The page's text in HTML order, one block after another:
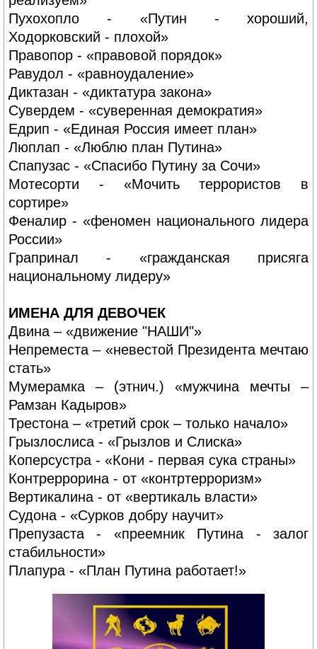
Пухохопло - «Путин - хороший,
Ходорковский - плохой»
Правопор - «правовой порядок»
Равудол - «равноудаление»
Диктазан - «диктатура закона»
Сувердем - «суверенная демократия»
Едрип - «Единая Россия имеет план»
Люплап - «Люблю план Путина»
Спапузас - «Спасибо Путину за Сочи»
Мотесорти - «Мочить террористов в
сортире»
Феналир - «феномен национального лидера
России»
Грапринал - «гражданская присяга
национальному лидеру»
ИМЕНА ДЛЯ ДЕВОЧЕК
Двина – «движение "НАШИ"»
Непреместа – «невестой Президента мечтаю
стать»
Мумерамка – (этнич.) «мужчина мечты –
Рамзан Кадыров»
Трестона – «третий срок – только начало»
Грызлослиса - «Грызлов и Слиска»
Коперсустра - «Кони - первая сука страны»
Контреррорина - от «контртерроризм»
Вертикалина - от «вертикаль власти»
Судона - «Сурков добру научит»
Препузаста - «преемник Путина - залог
стабильности»
Плапура - «План Путина работает!»